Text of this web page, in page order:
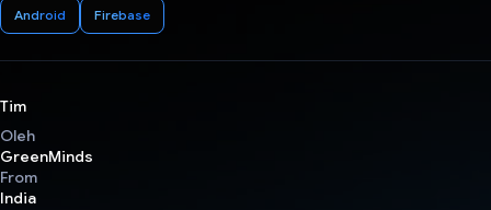
Android Firebase
Tim
Oleh
GreenMinds
From
India